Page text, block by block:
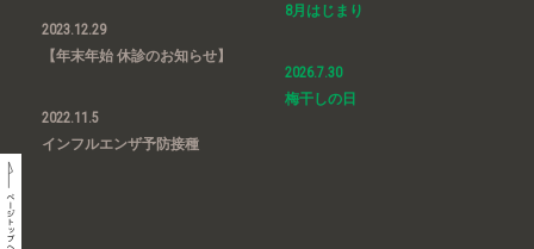
2023.12.29
【年末年始 休診のお知らせ】
2022.11.5
インフルエンザ予防接種
8月はじまり
2026.7.30
梅干しの日